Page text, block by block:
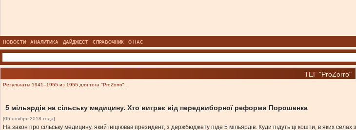
НОВОСТИ АНАЛИТИКА ДАЙДЖЕСТ СПРАВОЧНИК О НАС
ТЕГ "ProZorro"
Результаты 1941–1955 из 1955 для тега "ProZorro".
5 мільярдів на сільську медицину. Хто виграє від передвиборної реформи Порошенка
[05 ноября 2018 года]
На закон про сільську медицину, який ініціював президент, з держбюджету піде 5 мільярдів. Куди підуть ці кошти, в яких